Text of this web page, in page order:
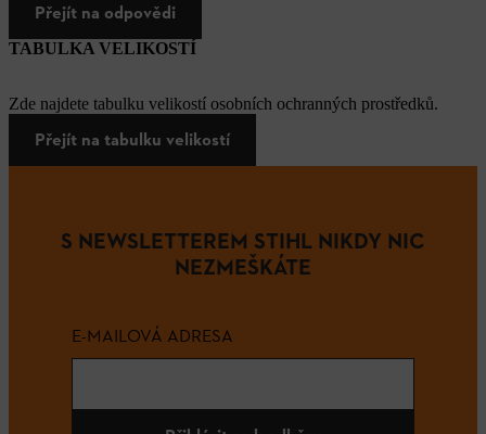
Přejít na odpovědi
TABULKA VELIKOSTÍ
Zde najdete tabulku velikostí osobních ochranných prostředků.
Přejít na tabulku velikostí
S NEWSLETTEREM STIHL NIKDY NIC
NEZMEŠKÁTE
E-MAILOVÁ ADRESA